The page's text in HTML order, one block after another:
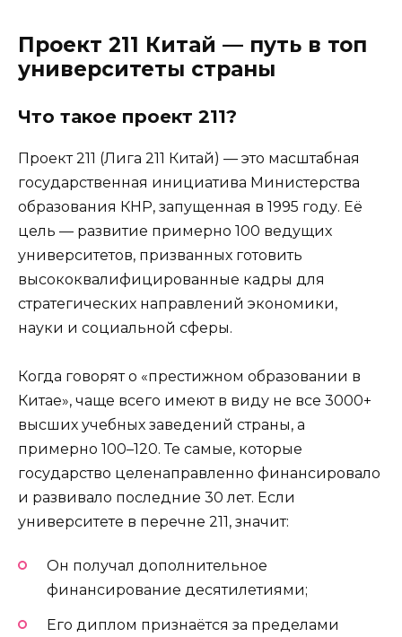
Проект 211 Китай — путь в топ
университеты страны
Что такое проект 211?
Проект 211 (Лига 211 Китай) — это масштабная
государственная инициатива Министерства
образования КНР, запущенная в 1995 году. Её
цель — развитие примерно 100 ведущих
университетов, призванных готовить
высококвалифицированные кадры для
стратегических направлений экономики,
науки и социальной сферы.
Когда говорят о «престижном образовании в
Китае», чаще всего имеют в виду не все 3000+
высших учебных заведений страны, а
примерно 100–120. Те самые, которые
государство целенаправленно финансировало
и развивало последние 30 лет. Если
университете в перечне 211, значит:
Он получал дополнительное
финансирование десятилетиями;
Его диплом признаётся за пределами